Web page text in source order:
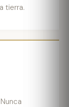
tierra.